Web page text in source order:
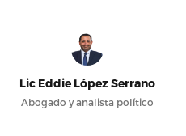
Lic Eddie López Serrano
Abogado y analista político